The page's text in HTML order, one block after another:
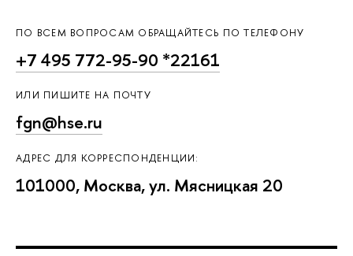
ПО ВСЕМ ВОПРОСАМ ОБРАЩАЙТЕСЬ ПО ТЕЛЕФОНУ
+7 495 772-95-90 *22161
ИЛИ ПИШИТЕ НА ПОЧТУ
fgn@hse.ru
АДРЕС ДЛЯ КОРРЕСПОНДЕНЦИИ:
101000, Москва, ул. Мясницкая 20